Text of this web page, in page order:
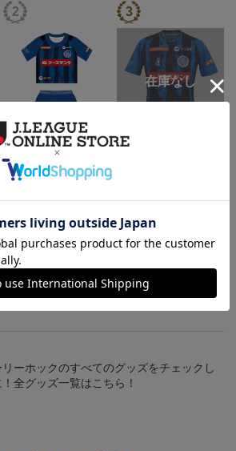
（130-160cm）2026/27
キッズユニフォーム FP1s
5,500円
（4XL）2026/27 オーセ
のデザインに注目！タオルマフラーは応援
テム！
ーホックのすべてのグッズをチェックし
全グッズ一覧はこちら！